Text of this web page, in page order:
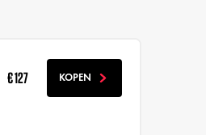
€ 127 KOPEN